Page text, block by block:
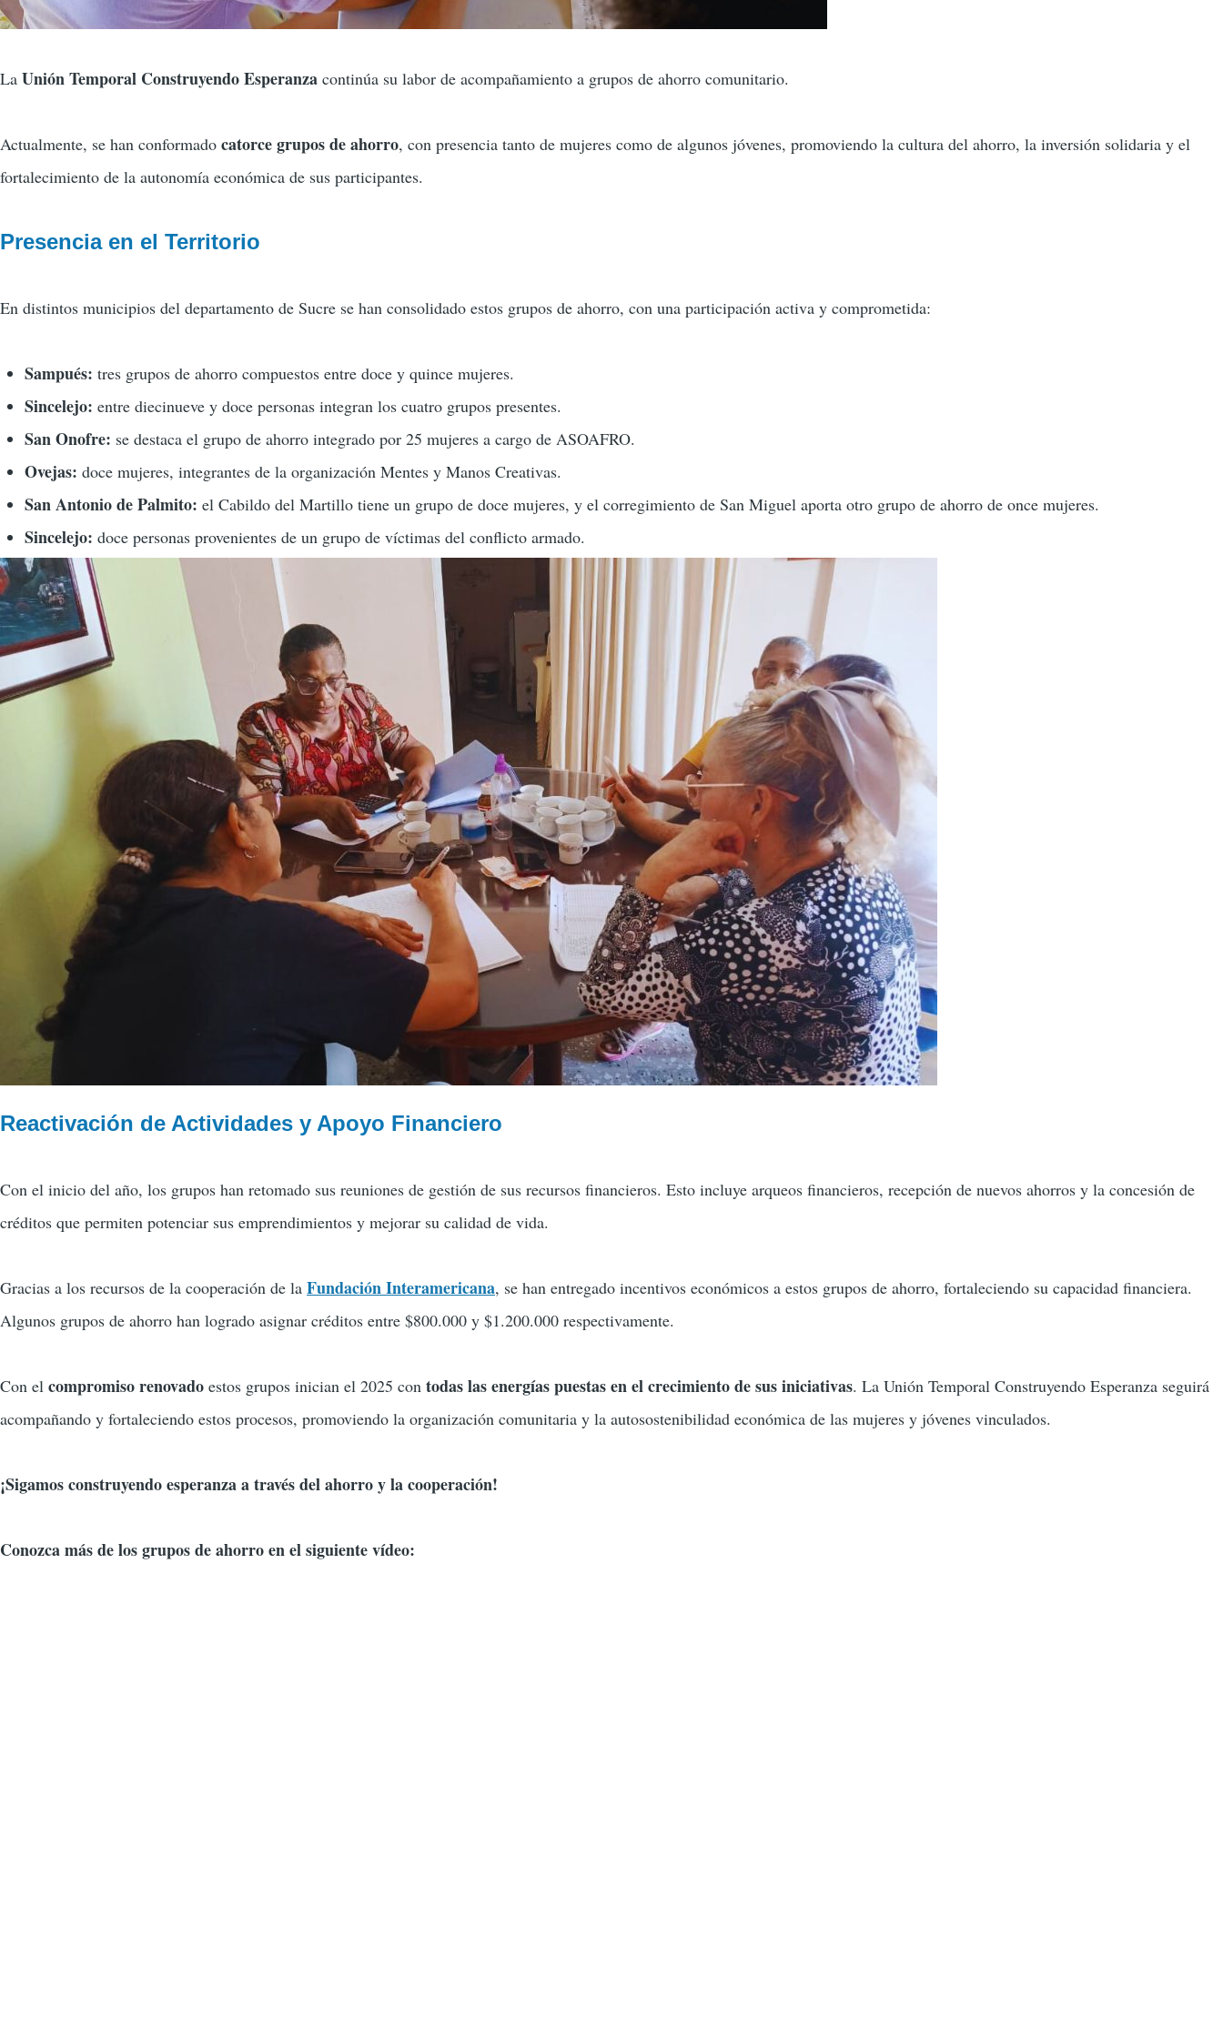
La Unión Temporal Construyendo Esperanza continúa su labor de acompañamiento a grupos de ahorro comunitario.
Actualmente, se han conformado catorce grupos de ahorro, con presencia tanto de mujeres como de algunos jóvenes, promoviendo la cultura del ahorro, la inversión solidaria y el
fortalecimiento de la autonomía económica de sus participantes.
Presencia en el Territorio
En distintos municipios del departamento de Sucre se han consolidado estos grupos de ahorro, con una participación activa y comprometida:
Sampués: tres grupos de ahorro compuestos entre doce y quince mujeres.
Sincelejo: entre diecinueve y doce personas integran los cuatro grupos presentes.
San Onofre: se destaca el grupo de ahorro integrado por 25 mujeres a cargo de ASOAFRO.
Ovejas: doce mujeres, integrantes de la organización Mentes y Manos Creativas.
San Antonio de Palmito: el Cabildo del Martillo tiene un grupo de doce mujeres, y el corregimiento de San Miguel aporta otro grupo de ahorro de once mujeres.
Sincelejo: doce personas provenientes de un grupo de víctimas del conflicto armado.
Reactivación de Actividades y Apoyo Financiero
Con el inicio del año, los grupos han retomado sus reuniones de gestión de sus recursos financieros. Esto incluye arqueos financieros, recepción de nuevos ahorros y la concesión de
créditos que permiten potenciar sus emprendimientos y mejorar su calidad de vida.
Gracias a los recursos de la cooperación de la Fundación Interamericana, se han entregado incentivos económicos a estos grupos de ahorro, fortaleciendo su capacidad financiera.
Algunos grupos de ahorro han logrado asignar créditos entre $800.000 y $1.200.000 respectivamente.
Con el compromiso renovado estos grupos inician el 2025 con todas las energías puestas en el crecimiento de sus iniciativas. La Unión Temporal Construyendo Esperanza seguirá
acompañando y fortaleciendo estos procesos, promoviendo la organización comunitaria y la autosostenibilidad económica de las mujeres y jóvenes vinculados.
¡Sigamos construyendo esperanza a través del ahorro y la cooperación!
Conozca más de los grupos de ahorro en el siguiente vídeo: